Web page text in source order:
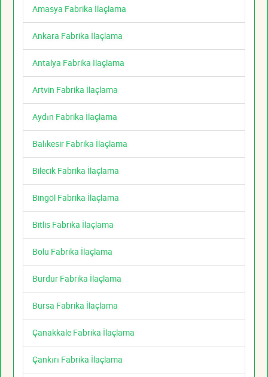
Amasya Fabrika İlaçlama
Ankara Fabrika İlaçlama
Antalya Fabrika İlaçlama
Artvin Fabrika İlaçlama
Aydın Fabrika İlaçlama
Balıkesir Fabrika İlaçlama
Bilecik Fabrika İlaçlama
Bingöl Fabrika İlaçlama
Bitlis Fabrika İlaçlama
Bolu Fabrika İlaçlama
Burdur Fabrika İlaçlama
Bursa Fabrika İlaçlama
Çanakkale Fabrika İlaçlama
Çankırı Fabrika İlaçlama